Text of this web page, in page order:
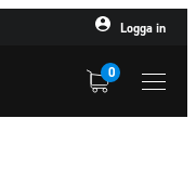
Logga in
0